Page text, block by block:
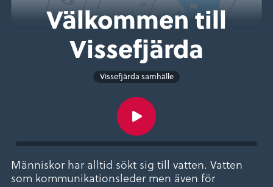
Välkommen till
Vissefjärda
Vissefjärda samhälle
Människor har alltid sökt sig till vatten. Vatten
som kommunikationsleder men även för